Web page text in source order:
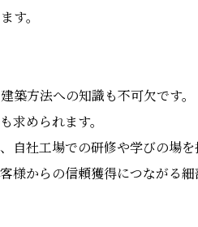
す。
築方法への知識も不可欠です。
求められます。
社工場での研修や学びの場を
からの信頼獲得につながる細